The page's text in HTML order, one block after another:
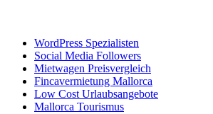
WordPress Spezialisten
Social Media Followers
Mietwagen Preisvergleich
Fincavermietung Mallorca
Low Cost Urlaubsangebote
Mallorca Tourismus